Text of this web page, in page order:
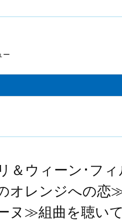
ー
＆ウィーン･フ
オレンジへの恋
ヌ≫組曲を聴いて